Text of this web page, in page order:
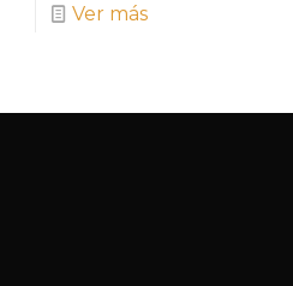
Ver más